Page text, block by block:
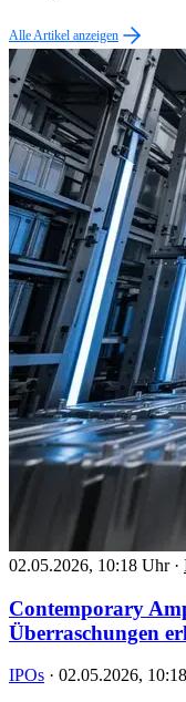
Alle Artikel anzeigen
02.05.2026, 10:18 Uhr ·
Contemporary
Überraschungen
IPOs · 02.05.2026,